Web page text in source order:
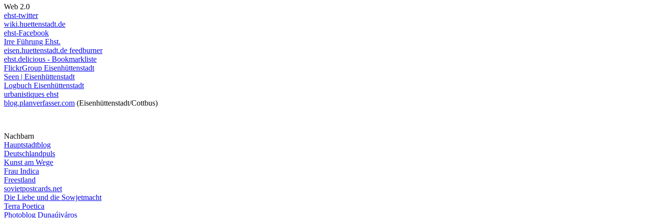
Web 2.0
ehst-twitter
wiki.huettenstadt.de
ehst-Facebook
Irre Führung Ehst.
eisen.huettenstadt.de feedburner
ehst.delicious - Bookmarkliste
FlickrGroup Eisenhüttenstadt
Seen | Eisenhüttenstadt
Logbuch Eisenhüttenstadt
urbanistiques ehst
blog.planverfasser.com (Eisenhüttenstadt/Cottbus)
Nachbarn
Hauptstadtblog
Deutschlandpuls
Kunst am Wege
Frau Indica
Freestland
sovietpostcards.net
Die Liebe und die Sowjetmacht
Terra Poetica
Photoblog Dunaújváros